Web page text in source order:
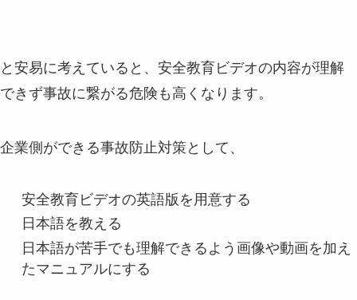
と安易に考えていると、安全教育ビデオの内容が理解
できず事故に繋がる危険も高くなります。
企業側ができる事故防止対策として、
安全教育ビデオの英語版を用意する
日本語を教える
日本語が苦手でも理解できるよう画像や動画を加え
たマニュアルにする